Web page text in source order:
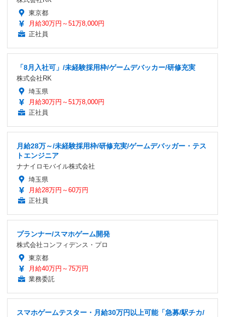
東京都
月給30万円～51万8,000円
正社員
「8月入社可」/未経験採用枠/ゲームデバッカー/研修充実
株式会社RK
埼玉県
月給30万円～51万8,000円
正社員
月給28万～/未経験採用枠/研修充実/ゲームデバッガー・テス
トエンジニア
ナナイロモバイル株式会社
埼玉県
月給28万円～60万円
正社員
プランナー/スマホゲーム開発
株式会社コンフィデンス・プロ
東京都
月給40万円～75万円
業務委託
スマホゲームテスター・月給30万円以上可能「急募/駅チカ/